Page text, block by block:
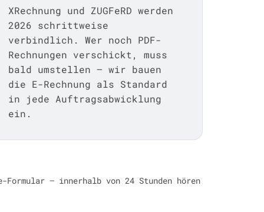
XRechnung und ZUGFeRD werden
2026 schrittweise
verbindlich. Wer noch PDF-
Rechnungen verschickt, muss
bald umstellen — wir bauen
die E-Rechnung als Standard
in jede Auftragsabwicklung
ein.
— innerhalb von 24 Stunden hören